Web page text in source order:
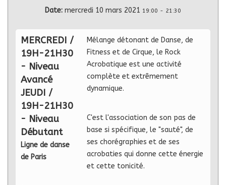
Date: mercredi 10 mars 2021 19:00 - 21:30
MERCREDI /
19H-21H30
- Niveau
Avancé
JEUDI /
19H-21H30
- Niveau
Débutant
Ligne de danse
de Paris
Mélange détonant de Danse, de
Fitness et de Cirque, le Rock
Acrobatique est une activité
complète et extrêmement
dynamique.
C'est l'association de son pas de
base si spécifique, le "sauté", de
ses chorégraphies et de ses
acrobaties qui donne cette énergie
et cette tonicité.